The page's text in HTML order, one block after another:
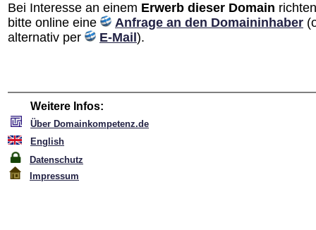
Bei Interesse an einem Erwerb dieser Domain
bitte online eine
Anfrage an den Domain­inhaber
alternativ per
E-Mail ).
Weitere Infos:
Über Domainkompetenz.de
English
Datenschutz
Impressum